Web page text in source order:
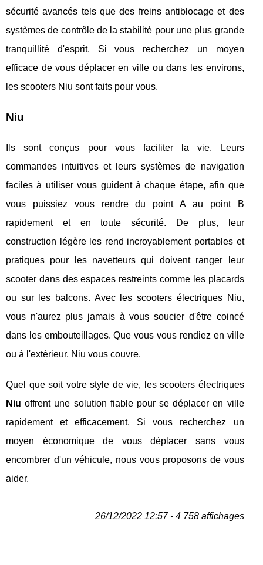
sécurité avancés tels que des freins antiblocage et des
systèmes de contrôle de la stabilité pour une plus grande
tranquillité d'esprit. Si vous recherchez un moyen
efficace de vous déplacer en ville ou dans les environs,
les scooters Niu sont faits pour vous.
Niu
Ils sont conçus pour vous faciliter la vie. Leurs
commandes intuitives et leurs systèmes de navigation
faciles à utiliser vous guident à chaque étape, afin que
vous puissiez vous rendre du point A au point B
rapidement et en toute sécurité. De plus, leur
construction légère les rend incroyablement portables et
pratiques pour les navetteurs qui doivent ranger leur
scooter dans des espaces restreints comme les placards
ou sur les balcons. Avec les scooters électriques Niu,
vous n'aurez plus jamais à vous soucier d'être coincé
dans les embouteillages. Que vous vous rendiez en ville
ou à l'extérieur, Niu vous couvre.
Quel que soit votre style de vie, les scooters électriques
Niu offrent une solution fiable pour se déplacer en ville
rapidement et efficacement. Si vous recherchez un
moyen économique de vous déplacer sans vous
encombrer d'un véhicule, nous vous proposons de vous
aider.
26/12/2022 12:57 - 4 758 affichages